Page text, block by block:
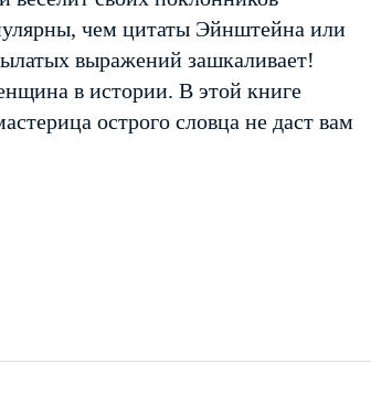
чем цитаты Эйнштейна или
выражений зашкаливает!
в истории. В этой книге
острого словца не даст вам